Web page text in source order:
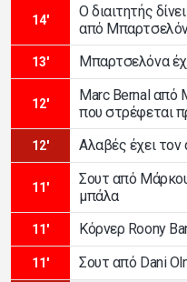
14'
Ο διαιτητής
από
13' Μπαρτσελόνα
12'
Marc Bernal από
που στρέφεται
12' Αλαβές έχει
11'
Σουτ από
μπάλα
11' Κόρνερ Roony
11' Σουτ από Dani